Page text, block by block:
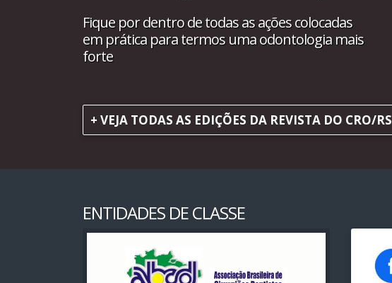
Fique por dentro de todas as ações colocadas
em prática para termos uma odontologia mais
forte
+ VEJA TODAS AS EDIÇÕES DA REVISTA DO CRO/RS
ENTIDADES DE CLASSE